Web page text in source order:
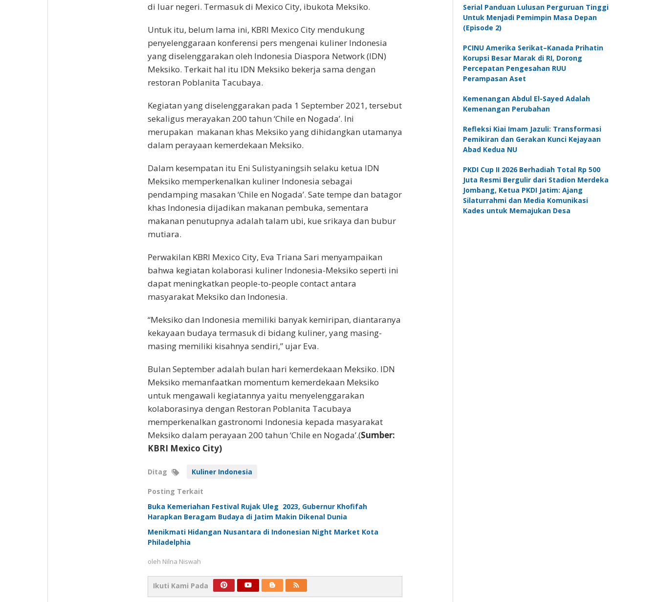
di luar negeri. Termasuk di Mexico City, ibukota Meksiko.
Untuk itu, belum lama ini, KBRI Mexico City mendukung
penyelenggaraan konferensi pers mengenai kuliner Indonesia
yang diselenggarakan oleh Indonesia Diaspora Network (IDN)
Meksiko. Terkait hal itu IDN Meksiko bekerja sama dengan
restoran Poblanita Tacubaya.
Kegiatan yang diselenggarakan pada 1 September 2021, tersebut
sekaligus merayakan 200 tahun ‘Chile en Nogada’. Ini
merupakan makanan khas Meksiko yang dihidangkan utamanya
dalam perayaan kemerdekaan Meksiko.
Dalam kesempatan itu Eni Sulistyaningsih selaku ketua IDN
Meksiko memperkenalkan kuliner Indonesia sebagai
pendamping masakan ‘Chile en Nogada’. Sate tempe dan batagor
khas Indonesia dijadikan makanan pembuka, sementara
makanan penutupnya adalah talam ubi, kue srikaya dan bubur
mutiara.
Perwakilan KBRI Mexico City, Eva Triana Sari menyampaikan
bahwa kegiatan kolaborasi kuliner Indonesia-Meksiko seperti ini
dapat meningkatkan people-to-people contact antara
masyarakat Meksiko dan Indonesia.
“Meksiko dan Indonesia memiliki banyak kemiripan, diantaranya
kekayaan budaya termasuk di bidang kuliner, yang masing-
masing memiliki kisahnya sendiri,” ujar Eva.
Bulan September adalah bulan hari kemerdekaan Meksiko. IDN
Meksiko memanfaatkan momentum kemerdekaan Meksiko
untuk mengawali kegiatannya yaitu menyelenggarakan
kolaborasinya dengan Restoran Poblanita Tacubaya
memperkenalkan gastronomi Indonesia kepada masyarakat
Meksiko dalam perayaan 200 tahun ‘Chile en Nogada’.(Sumber:
KBRI Mexico City)​
Ditag Kuliner Indonesia
Posting Terkait
Buka Kemeriahan Festival Rujak Uleg 2023, Gubernur Khofifah
Harapkan Beragam Budaya di Jatim Makin Dikenal Dunia
Menikmati Hidangan Nusantara di Indonesian Night Market Kota
Philadelphia
oleh Nilna Niswah
Ikuti Kami Pada
Serial Panduan Lulusan Perguruan Tinggi
Untuk Menjadi Pemimpin Masa Depan
(Episode 2)
PCINU Amerika Serikat–Kanada Prihatin
Korupsi Besar Marak di RI, Dorong
Percepatan Pengesahan RUU
Perampasan Aset
Kemenangan Abdul El-Sayed Adalah
Kemenangan Perubahan
Refleksi Kiai Imam Jazuli: Transformasi
Pemikiran dan Gerakan Kunci Kejayaan
Abad Kedua NU
PKDI Cup II 2026 Berhadiah Total Rp 500
Juta Resmi Bergulir dari Stadion Merdeka
Jombang, Ketua PKDI Jatim: Ajang
Silaturrahmi dan Media Komunikasi
Kades untuk Memajukan Desa